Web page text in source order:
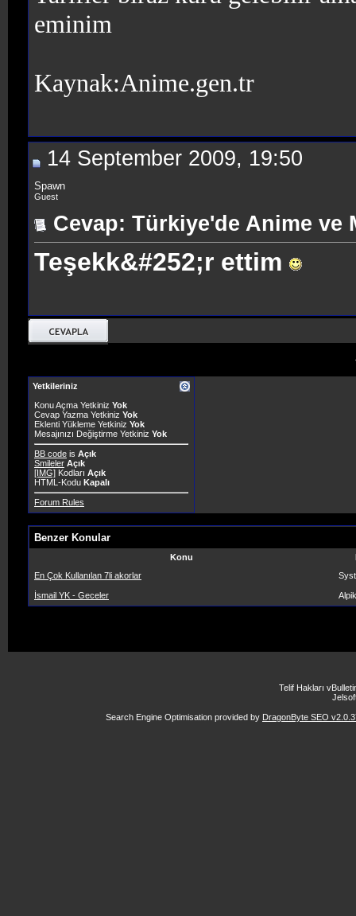
eminim
Kaynak:Anime.gen.tr
14 September 2009, 19:50
Spawn
Guest
Cevap: Türkiye'de Anime ve
Teşekk&#252;r ettim
Yetkileriniz
Konu Açma Yetkiniz Yok
Cevap Yazma Yetkiniz Yok
Eklenti Yükleme Yetkiniz Yok
Mesajınızı Değiştirme Yetkiniz Yok
BB code is Açık
Smileler Açık
[IMG] Kodları Açık
HTML-Kodu Kapalı
Forum Rules
Benzer Konular
Konu
En Çok Kullanılan 7li akorlar
İsmail YK - Geceler
Telif Hakları
Search Engine Optimisation provided by DragonByte SEO